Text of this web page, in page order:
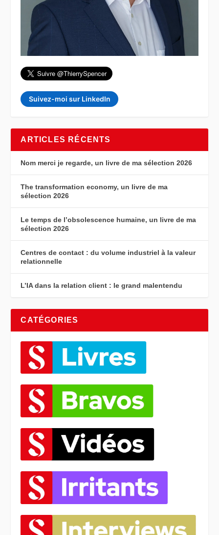
Suivez-moi sur LinkedIn
ARTICLES RÉCENTS
Nom merci je regarde, un livre de ma sélection 2026
The transformation economy, un livre de ma
sélection 2026
Le temps de l’obsolescence humaine, un livre de ma
sélection 2026
Centres de contact : du volume industriel à la valeur
relationnelle
L’IA dans la relation client : le grand malentendu
CATÉGORIES